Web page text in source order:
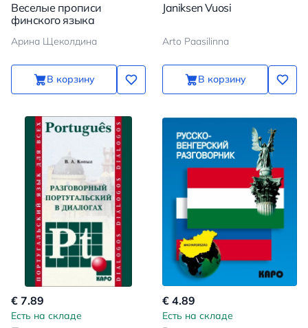
Веселые прописи
финского языка
Арина Щеколдина
В корзину
Janiksen Vuosi
Arto Paasilinna
В корзину
€ 7.89
Есть на складе
€ 4.89
Есть на складе